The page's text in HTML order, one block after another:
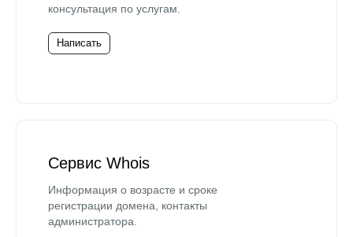
консультация по услугам.
Написать
Сервис Whois
Информация о возрасте и сроке
регистрации домена, контакты
администратора.